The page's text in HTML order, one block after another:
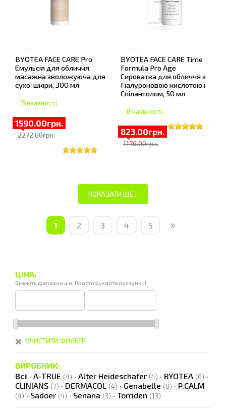
BYOTEA FACE CARE Pro
Емульсія для обличчя
масажна зволожуюча для
сухої шкіри, 300 мл
В наявності
1590.00грн.
2272.00грн.
BYOTEA FACE CARE Time
Formula Pro Age
Сироватка для обличчя з
Гіалуроновою кислотою і
Спілантолом, 50 мл
В наявності
823.00грн.
1176.00грн.
ПОКАЗАТИ ЩЕ...
1 2 3 4 5 »
ЦІНА:
Вкажіть діапазон цін. Просто рухайте ползунки!
ОЧИСТИТИ ФИЛЬТР
ВИРОБНИК:
Всі · A-TRUE (4) · Alter Heideschafer (4) · BYOTEA (6) ·
CLINIANS (7) · DERMACOL (4) · Genabelle (8) · P.CALM
(4) · Sadoer (4) · Senana (3) · Torriden (13)